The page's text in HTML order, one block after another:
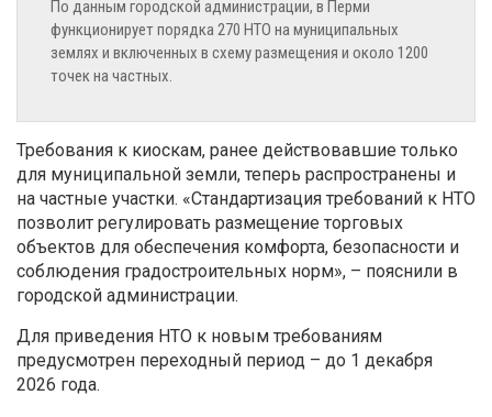
По данным городской администрации, в Перми
функционирует порядка 270 НТО на муниципальных
землях и включенных в схему размещения и около 1200
точек на частных.
Требования к киоскам, ранее действовавшие только
для муниципальной земли, теперь распространены и
на частные участки. «Стандартизация требований к НТО
позволит регулировать размещение торговых
объектов для обеспечения комфорта, безопасности и
соблюдения градостроительных норм», – пояснили в
городской администрации.
Для приведения НТО к новым требованиям
предусмотрен переходный период – до 1 декабря
2026 года.